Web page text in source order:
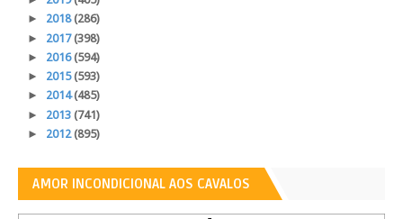
► 2018(286)
► 2017(398)
► 2016(594)
► 2015(593)
► 2014(485)
► 2013 (741)
► 2012(895)
AMOR INCONDICIONAL AOS CAVALOS